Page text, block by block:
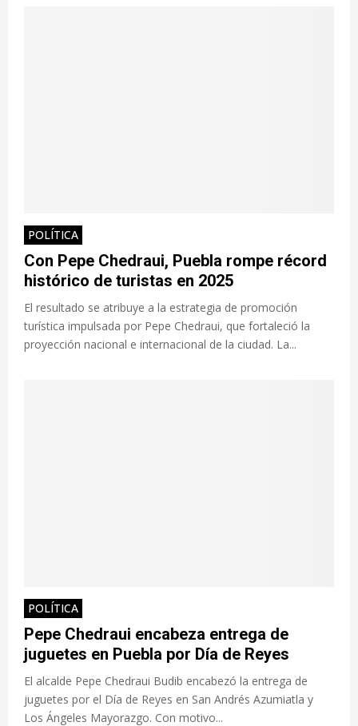
POLÍTICA
Con Pepe Chedraui, Puebla rompe récord
histórico de turistas en 2025
El resultado se atribuye a la estrategia de promoción
turística impulsada por Pepe Chedraui, que fortaleció la
proyección nacional e internacional de la ciudad. La...
POLÍTICA
Pepe Chedraui encabeza entrega de
juguetes en Puebla por Día de Reyes
El alcalde Pepe Chedraui Budib encabezó la entrega de
juguetes por el Día de Reyes en San Andrés Azumiatla y
Los Ángeles Mayorazgo. Con motivo...